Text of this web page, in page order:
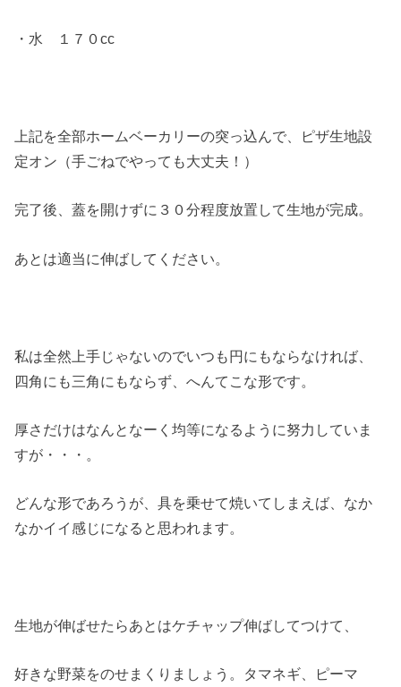
・水 １７０cc
上記を全部ホームベーカリーの突っ込んで、ピザ生地設
定オン（手ごねでやっても大丈夫！）
完了後、蓋を開けずに３０分程度放置して生地が完成。
あとは適当に伸ばしてください。
私は全然上手じゃないのでいつも円にもならなければ、
四角にも三角にもならず、へんてこな形です。
厚さだけはなんとなーく均等になるように努力していま
すが・・・。
どんな形であろうが、具を乗せて焼いてしまえば、なか
なかイイ感じになると思われます。
生地が伸ばせたらあとはケチャップ伸ばしてつけて、
好きな野菜をのせまくりましょう。タマネギ、ピーマ